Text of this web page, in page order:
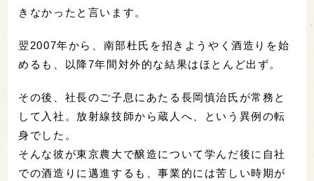
きなかったと言います。
翌2007年から、南部杜氏を招きようやく酒造りを始
めるも、以降7年間対外的な結果はほとんど出ず。
その後、社長のご子息にあたる長岡慎治氏が常務と
して入社。放射線技師から蔵人へ、という異例の転
身でした。
そんな彼が東京農大で醸造について学んだ後に自社
での酒造りに邁進するも、事業的には苦しい時期が